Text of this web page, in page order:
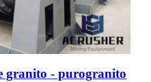
granito - purogranito